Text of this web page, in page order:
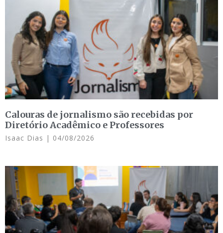
Calouras de jornalismo são recebidas por
Diretório Acadêmico e Professores
Isaac Dias 04/08/2026